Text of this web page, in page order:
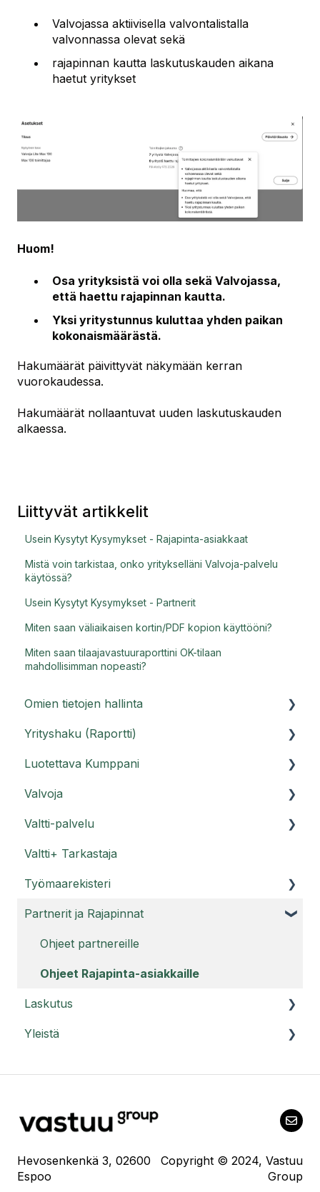
Valvojassa aktiivisella valvontalistalla
valvonnassa olevat sekä
rajapinnan kautta laskutuskauden aikana
haetut yritykset
Huom!
Osa yrityksistä voi olla sekä Valvojassa,
että haettu rajapinnan kautta.
Yksi yritystunnus kuluttaa yhden paikan
kokonaismäärästä.
Hakumäärät päivittyvät näkymään kerran
vuorokaudessa.
Hakumäärät nollaantuvat uuden laskutuskauden
alkaessa.
Liittyvät artikkelit
Usein Kysytyt Kysymykset - Rajapinta-asiakkaat
Mistä voin tarkistaa, onko yritykselläni Valvoja-palvelu
käytössä?
Usein Kysytyt Kysymykset - Partnerit
Miten saan väliaikaisen kortin/PDF kopion käyttööni?
Miten saan tilaajavastuuraporttini OK-tilaan
mahdollisimman nopeasti?
Omien tietojen hallinta
Asiakasportaali
Käyttäjätunnukset
Usein kysyttyä tilistä
Yrityshaku (Raportti)
Raporttihaku ja Raportti PRO
Usein kysyttyä Raportti-palvelusta
Usein kysyttyä Raportti PRO:sta
Luotettava Kumppani
Luotettava Kumppani -palvelu
Luotettava Kumppani Kestävyysraportti
Luotettava Kumppani Legal compliance -
palvelun ohjeet (palvelun aiempi versio)
Tilaajavastuuraportti
Usein kysyttyä tilaajavastuuraportista
Usein kysyttyä Luotettava Kumppani
Valvoja
Valvoja-ohjeet
Usein kysyttyä Valvojasta
Valtti-palvelu
Valttikortti
Usein kysyttyä Valttikortista
Valtti-palvelu/Työntekijät/Pätevyydet
Valtti+ Tarkastaja
Työmaarekisteri
Työmaarekisteri -
Yleisiä kysymyksiä Työmaarekisteristä -
Roolit työmaalla
Partnerit ja Rajapinnat
Ohjeet partnereille
Ohjeet Rajapinta-asiakkaille
Laskutus
Irtisanominen
Yleistä
Hevosenkenkä 3, 02600
Espoo
Copyright © 2024, Vastuu
Group